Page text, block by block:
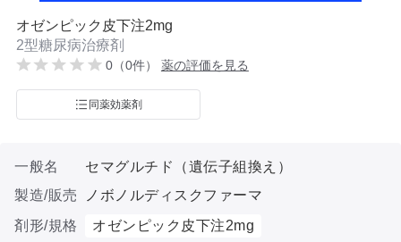
オゼンピック皮下注2mg
2型糖尿病治療剤
0（0件） 薬の評価を見る
同薬効薬剤
一般名
セマグルチド（遺伝子組換え）
製造/販売
ノボノルディスクファーマ
剤形/規格
オゼンピック皮下注2mg